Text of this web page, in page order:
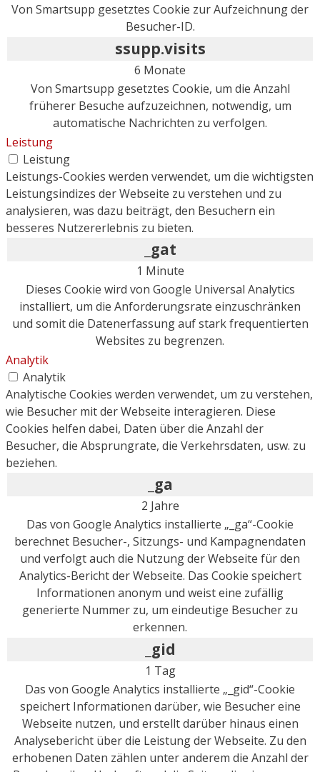
Von Smartsupp gesetztes Cookie zur Aufzeichnung der
Besucher-ID.
ssupp.visits
6 Monate
Von Smartsupp gesetztes Cookie, um die Anzahl
früherer Besuche aufzuzeichnen, notwendig, um
automatische Nachrichten zu verfolgen.
Leistung
Leistung
Leistungs-Cookies werden verwendet, um die wichtigsten
Leistungsindizes der Webseite zu verstehen und zu
analysieren, was dazu beiträgt, den Besuchern ein
besseres Nutzererlebnis zu bieten.
_gat
1 Minute
Dieses Cookie wird von Google Universal Analytics
installiert, um die Anforderungsrate einzuschränken
und somit die Datenerfassung auf stark frequentierten
Websites zu begrenzen.
Analytik
Analytik
Analytische Cookies werden verwendet, um zu verstehen,
wie Besucher mit der Webseite interagieren. Diese
Cookies helfen dabei, Daten über die Anzahl der
Besucher, die Absprungrate, die Verkehrsdaten, usw. zu
beziehen.
_ga
2 Jahre
Das von Google Analytics installierte „_ga“-Cookie
berechnet Besucher-, Sitzungs- und Kampagnendaten
und verfolgt auch die Nutzung der Webseite für den
Analytics-Bericht der Webseite. Das Cookie speichert
Informationen anonym und weist eine zufällig
generierte Nummer zu, um eindeutige Besucher zu
erkennen.
_gid
1 Tag
Das von Google Analytics installierte „_gid“-Cookie
speichert Informationen darüber, wie Besucher eine
Webseite nutzen, und erstellt darüber hinaus einen
Analysebericht über die Leistung der Webseite. Zu den
erhobenen Daten zählen unter anderem die Anzahl der